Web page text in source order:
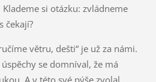
Klademe si otázku: zvládneme
čekají?
větru, dešti“ je už za námi.
se domníval, že má